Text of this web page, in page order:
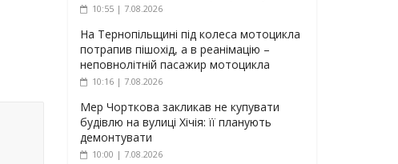
10:55 | 7.08.2026
На Тернопільщині під колеса мотоцикла
потрапив пішохід, а в реанімацію –
неповнолітній пасажир мотоцикла
10:16 | 7.08.2026
Мер Чорткова закликав не купувати
будівлю на вулиці Хічія: її планують
демонтувати
10:00 | 7.08.2026